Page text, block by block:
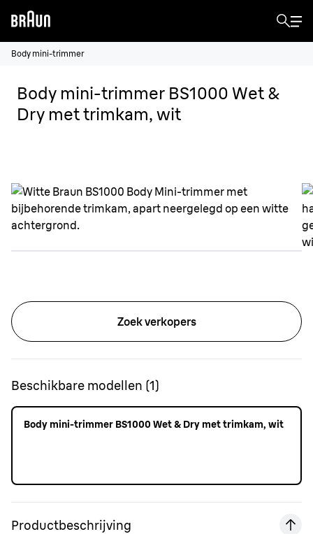
Body mini-trimmer
Body mini-trimmer BS1000 Wet &
Dry met trimkam, wit
Zoek verkopers
Beschikbare modellen (1)
Body mini-trimmer BS1000 Wet & Dry met trimkam, wit
Productbeschrijving